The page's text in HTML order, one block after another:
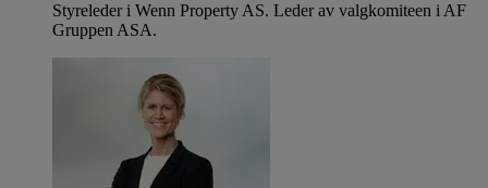
Styreleder i Wenn Property AS. Leder av valgkomiteen i AF
Gruppen ASA.